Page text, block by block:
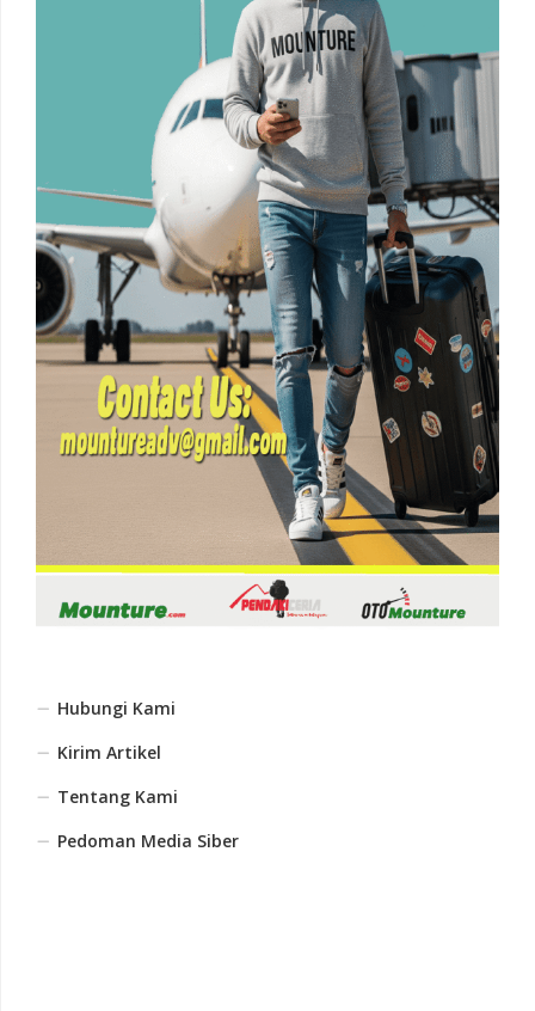
Hubungi Kami
Kirim Artikel
Tentang Kami
Pedoman Media Siber